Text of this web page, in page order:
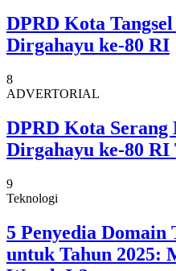
DPRD Kota
Dirgahayu ke-80 RI
8
ADVERTORIAL
DPRD Kota Serang
Dirgahayu ke-80 RI
9
Teknologi
5 Penyedia
untuk Tahun 2025: